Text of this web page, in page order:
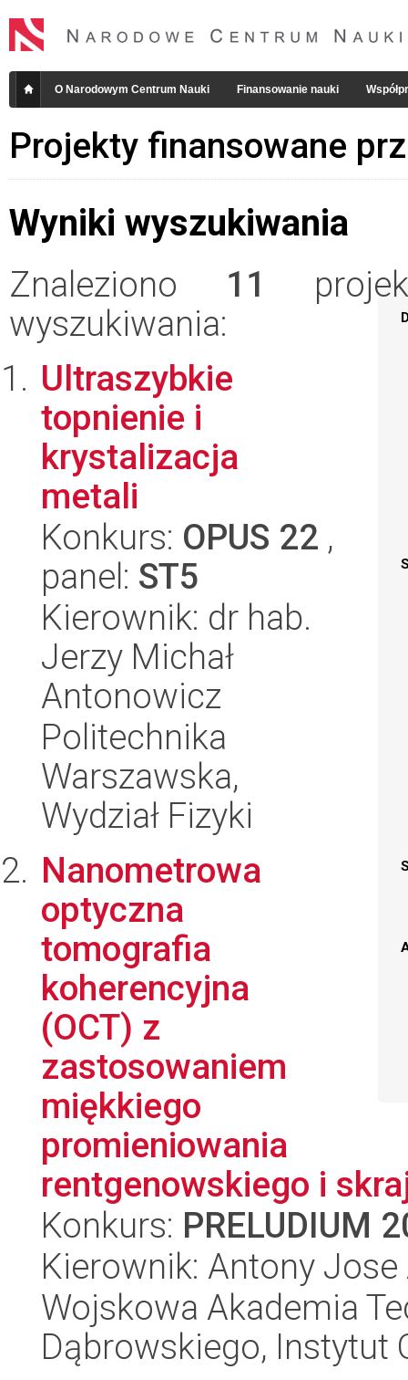
O Narodowym Centrum Nauki Finansowanie nauki
Projekty finansowane
Wyniki wyszukiwania
Znaleziono 11
wyszukiwania:
Ultraszybkie
topnienie i
krystalizacja
metali
Konkurs: OPUS 22 ,
panel: ST5
Kierownik: dr hab.
Jerzy Michał
Antonowicz
Politechnika
Warszawska,
Wydział Fizyki
Nanometrowa
optyczna
tomografia
koherencyjna
(OCT) z
zastosowaniem
miękkiego
promieniowania
rentgenowskiego i
Konkurs: PRELUDIUM
Kierownik: Antony
Wojskowa Akademia
Dąbrowskiego, Instytut